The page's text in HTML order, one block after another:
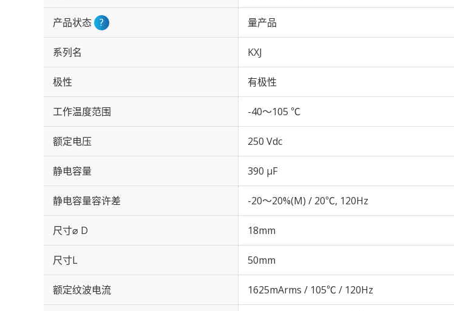
产品状态 ? 量产品
系列名 KXJ
极性 有极性
工作温度范围 -40～105 ℃
额定电压 250 Vdc
静电容量 390 µF
静电容量容许差 -20～20%(M) / 20℃, 120Hz
尺寸⌀ D 18mm
尺寸L 50mm
额定纹波电流 1625mArms / 105℃ / 120Hz